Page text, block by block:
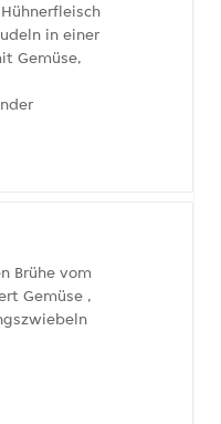
in einer
Gemüse,
Brühe vom
Gemüse ,